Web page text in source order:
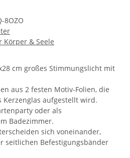
8OZO
& Seele
cm großes Stimmungslicht mit
aus 2 festen Motiv-Folien, die
aufgestellt wird.
oder als
Badezimmer.
sich voneinander,
seitlichen Befestigungsbänder